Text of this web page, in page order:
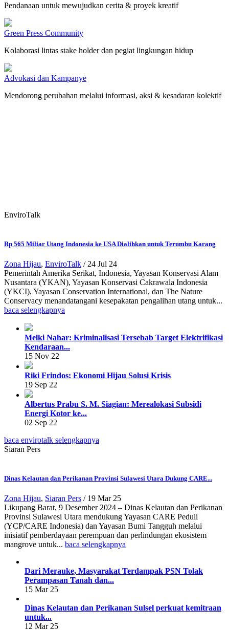
Pendanaan untuk mewujudkan cerita & proyek kreatif
Green Press Community
Kolaborasi lintas stake holder dan pegiat lingkungan hidup
Advokasi dan Kampanye
Mendorong perubahan melalui informasi, aksi & kesadaran kolektif
EnviroTalk
Rp 565 Miliar Utang Indonesia ke USA Dialihkan untuk Terumbu Karang
Zona Hijau, EnviroTalk / 24 Jul 24
Pemerintah Amerika Serikat, Indonesia, Yayasan Konservasi Alam
Nusantara (YKAN), Yayasan Konservasi Cakrawala Indonesia
(YKCI), Yayasan Conservation International, dan The Nature
Conservacy menandatangani kesepakatan pengalihan utang untuk...
baca selengkapnya
Melki Nahar: Kriminalisasi Tersebab Target Elektrifikasi
Kendaraan...
15 Nov 22
Riki Frindos: Ekonomi Hijau Solusi Krisis
19 Sep 22
Albertus Prabu S. M. Siagian: Merealokasi Subsidi
Energi Kotor ke...
02 Sep 22
baca envirotalk selengkapnya
Siaran Pers
Dinas Kelautan dan Perikanan Provinsi Sulawesi Utara Dukung CARE...
Zona Hijau, Siaran Pers / 19 Mar 25
Likupang Barat, 9 Desember 2024 – Dinas Kelautan dan Perikanan
Provinsi Sulawesi Utara mendukung Yayasan CARE Peduli
(YCP/CARE Indonesia) dan Yayasan Bumi Tangguh melalui
inisiatif pemberdayaan perempuan dan perlindungan ekosistem
mangrove untuk... baca selengkapnya
Dari Merauke, Masyarakat Terdampak PSN Tolak
Perampasan Tanah dan...
15 Mar 25
Dinas Kelautan dan Perikanan Sulsel perkuat kemitraan
untuk...
12 Mar 25